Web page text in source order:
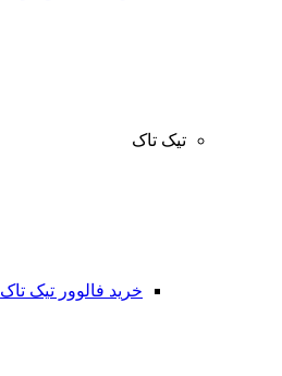
تیک تاک
خرید فالوور تیک تاک